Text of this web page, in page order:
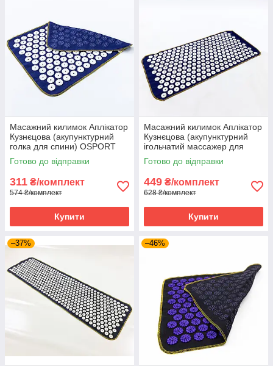
Масажний килимок Аплікатор
Кузнєцова (акупунктурний
голка для спини) OSPORT
Lite 50 (apl-004) Синьо-білий
Готово до відправки
311 ₴/комплект
574 ₴/комплект
Купити
Масажний килимок Аплікатор
Кузнєцова (акупунктурний
ігольчатий массажер для
спини) OSPORT Lite 80 (apl-
009) Синьо-білий
Готово до відправки
449 ₴/комплект
628 ₴/комплект
Купити
–37% –46%